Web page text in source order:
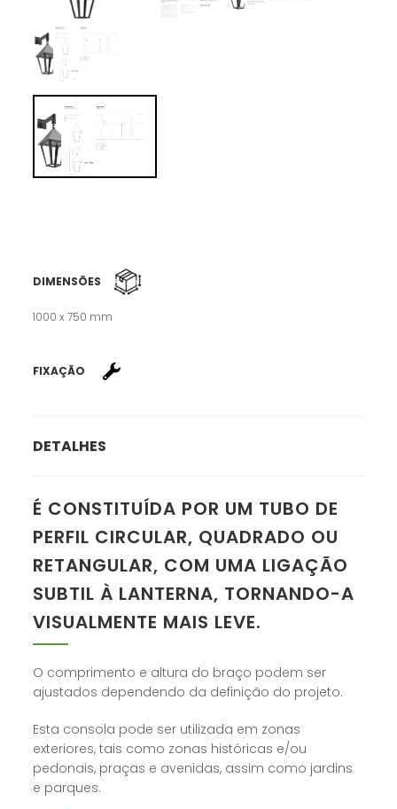
DIMENSÕES
1000 x 750 mm
FIXAÇÃO
DETALHES
É CONSTITUÍDA POR UM TUBO DE
PERFIL CIRCULAR, QUADRADO OU
RETANGULAR, COM UMA LIGAÇÃO
SUBTIL À LANTERNA, TORNANDO-A
VISUALMENTE MAIS LEVE.
O comprimento e altura do braço podem ser
ajustados dependendo da definição do projeto.
Esta consola pode ser utilizada em zonas
exteriores, tais como zonas históricas e/ou
pedonais, praças e avenidas, assim como jardins
e parques.